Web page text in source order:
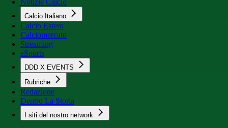
Notizie Calcio
Calcio Italiano
Calcio Estero
Calciomercato
Streaming
eSports
DDD X EVENTS
Rubriche
Redazione
Dentro La Storia
I siti del nostro network